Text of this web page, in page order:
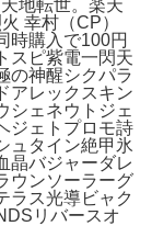
地転世。楽天
幸村（CP）
時購入で100円
スピ紫電一閃天
の神醒シクパラ
アレックスキン
シェネウトジェ
ジェトプロモ詩
ュタイン絶甲氷
晶バジャーダレ
ウンソーラーグ
ラス光導ビャク
リバースオ